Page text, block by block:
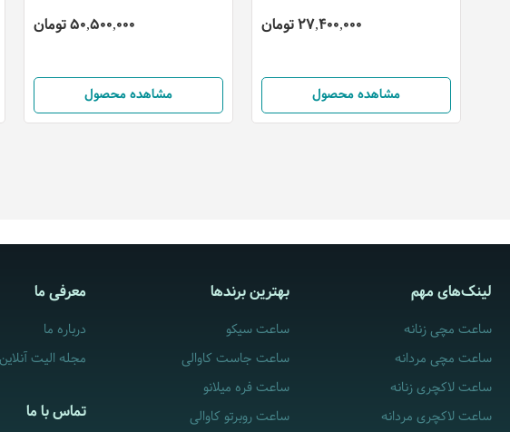
50,500,000 تومان
مشاهده محصول
27,400,000 تومان
مشاهده محصول
لینک‌های مهم
ساعت مچی زنانه
ساعت مچی مردانه
ساعت لاکچری زنانه
ساعت لاکچری مردانه
بهترین برندها
ساعت سیکو
ساعت جاست کاوالی
ساعت فره میلانو
ساعت روبرتو کاوالی
معرفی ما
درباره ما
مجله الیت آنلاین
تماس با ما